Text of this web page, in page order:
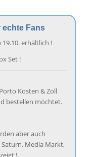
echte Fans
erhältlich !
Set !
Kosten & Zoll
bestellen möchtet.
aber auch
Media Markt,
!